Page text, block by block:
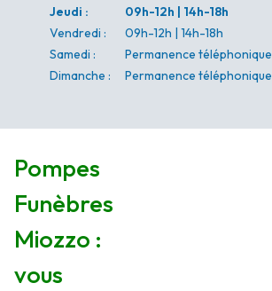
Jeudi :
09h-12h | 14h-18h
Vendredi :
09h-12h | 14h-18h
Samedi :
Permanence téléphonique
Dimanche : Permanence téléphonique
Pompes
Funèbres
Miozzo :
vous